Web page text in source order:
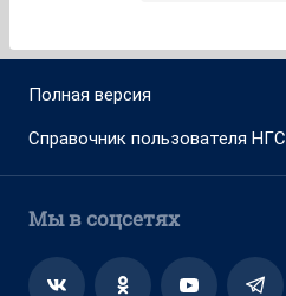
Полная версия
Справочник пользователя НГС
Мы в соцсетях